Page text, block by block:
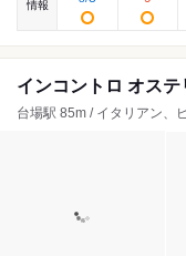
情報
インコントロ オス
台場駅 85m / イタリアン、